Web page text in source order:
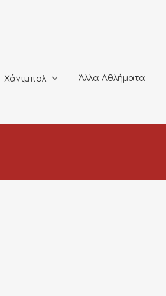
Χάντμπολ Άλλα Αθλήματα